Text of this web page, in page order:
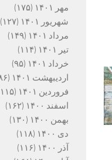
مهر ۱۴۰۱
(۱۷۵)
شهریور ۱۴۰۱
(۱۲۷)
مرداد ۱۴۰۱
(۱۴۹)
تیر ۱۴۰۱
(۱۱۴)
خرداد ۱۴۰۱
(۹۵)
اردیبهشت ۱۴۰۱
(۸۶)
فروردین ۱۴۰۱
(۱۱۵)
اسفند ۱۴۰۰
(۱۶۲)
بهمن ۱۴۰۰
(۱۳۰)
دی ۱۴۰۰
(۱۱۸)
آذر ۱۴۰۰
(۱۱۶)